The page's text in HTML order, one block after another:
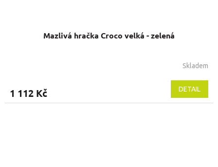
Mazlivá hračka Croco velká - zelená
Skladem
1 112 Kč DETAIL